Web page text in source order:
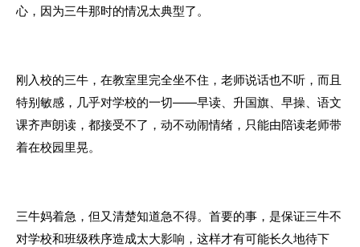
心，因为三牛那时的情况太典型了。
刚入校的三牛，在教室里完全坐不住，老师说话也不听，而且
特别敏感，几乎对学校的一切——早读、升国旗、早操、语文
课齐声朗读，都接受不了，动不动闹情绪，只能由陪读老师带
着在校园里晃。
三牛妈着急，但又清楚知道急不得。首要的事，是保证三牛不
对学校和班级秩序造成太大影响，这样才有可能长久地待下